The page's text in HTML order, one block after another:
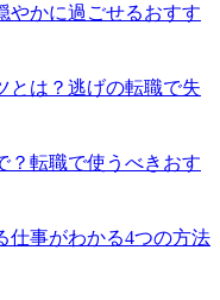
やかに過ごせるおすす
とは？逃げの転職で失
？転職で使うべきおす
仕事がわかる4つの方法